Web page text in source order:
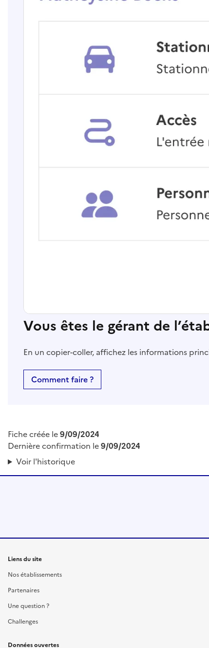
Vous êtes le gérant de
En un copier-coller, affichez les informations
Comment faire ?
Fiche créée le9/09/2024
Dernière confirmation le9/09/2024
Voir l'historique
Liens du site
Nos établissements
Partenaires
Une question ?
Challenges
Données ouvertes